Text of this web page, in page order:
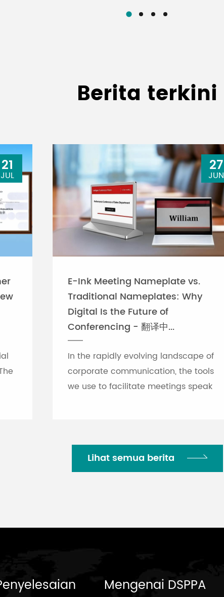
Berita terkini
21
JUL
E-Ink Meeting Nameplate vs.
Traditional Nameplates: Why
Digital Is the Future of
Conferencing - 翻译中...
In the rapidly evolving landscape of
corporate communication, the tools
we use to facilitate meetings speak
27
JUN
Lihat semua berita
Mengenai DSPPA